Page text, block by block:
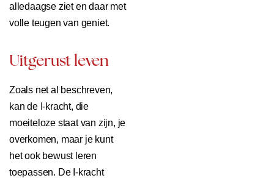
alledaagse ziet en daar met
volle teugen van geniet.
Uitgerust leven
Zoals net al beschreven,
kan de I-kracht, die
moeiteloze staat van zijn, je
overkomen, maar je kunt
het ook bewust leren
toepassen. De I-kracht